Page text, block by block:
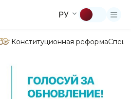
РУ
Конституционная реформа